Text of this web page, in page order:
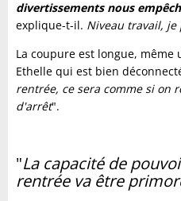
divertissements nous
explique-t-il. Niveau travail,
La coupure est longue,
Ethelle qui est bien
rentrée, ce sera comme si on
d'arrêt".
"La capacité de
rentrée va être